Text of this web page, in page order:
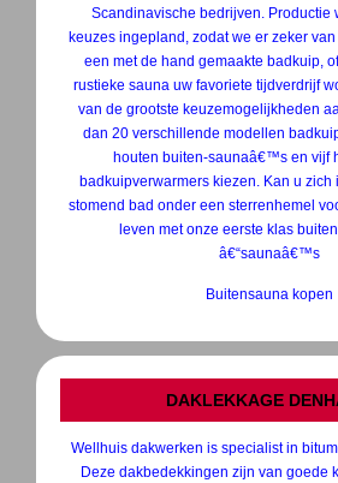
Scandinavische bedrijven. Productie
keuzes ingepland, zodat we er zeker
een met de hand gemaakte badkuip,
rustieke sauna uw favoriete tijdverdrijf
van de grootste keuzemogelijkheden
dan 20 verschillende modellen
houten buiten-saunaâ€™s en vijf
badkuipverwarmers kiezen. Kan u zich
stomend bad onder een sterrenhemel
leven met onze eerste klas
â€“saunaâ€™s
Buitensauna kopen
DAKLEKKAGE
Wellhuis dakwerken is specialist in
Deze dakbedekkingen zijn van goede